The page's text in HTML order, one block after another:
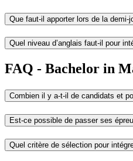
Que faut-il apporter lors de la demi-
Quel niveau d’anglais faut-il pour
FAQ - Bachelor in
Combien il y a-t-il de candidats et
Est-ce possible de passer ses
Quel critère de sélection pour